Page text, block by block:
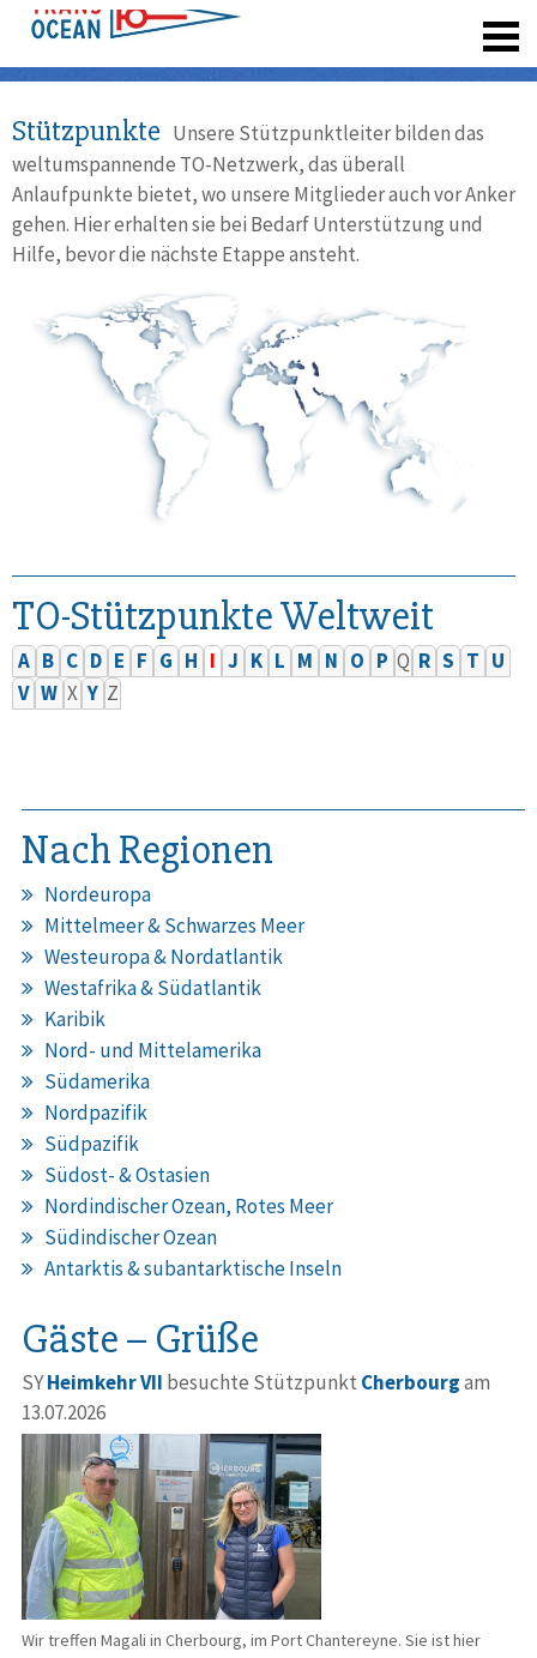
Stützpunkte Unsere Stützpunktleiter bilden das
weltumspannende TO-Netzwerk, das überall
Anlaufpunkte bietet, wo unsere Mitglieder auch vor Anker
gehen. Hier erhalten sie bei Bedarf Unterstützung und
Hilfe, bevor die nächste Etappe ansteht.
TO-Stützpunkte Weltweit
A B C D E F G H I J K L M N O P Q R S T U
V W X Y Z
Nach Regionen
Nordeuropa
Mittelmeer & Schwarzes Meer
Westeuropa & Nordatlantik
Westafrika & Südatlantik
Karibik
Nord- und Mittelamerika
Südamerika
Nordpazifik
Südpazifik
Südost- & Ostasien
Nordindischer Ozean, Rotes Meer
Südindischer Ozean
Antarktis & subantarktische Inseln
Gäste – Grüße
SYHeimkehr VII besuchte Stützpunkt Cherbourgam
13.07.2026
Wir treffen Magali in Cherbourg, im Port Chantereyne. Sie ist hier